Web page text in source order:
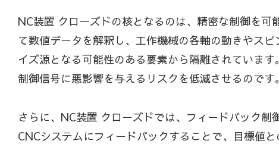
NC装置 クローズドの核となるのは、精密な制御を
て数値データを解釈し、工作機械の各軸の動きやス
イズ源となる可能性のある要素から隔離されていま
制御信号に悪影響を与えるリスクを低減させるのです。
さらに、NC装置 クローズドでは、フィードバック
CNCシステムにフィードバックすることで、目標値